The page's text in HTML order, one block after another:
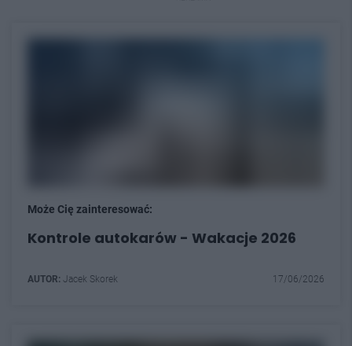
Może Cię zainteresować:
Kontrole autokarów - Wakacje 2026
AUTOR: Jacek Skorek 17/06/2026